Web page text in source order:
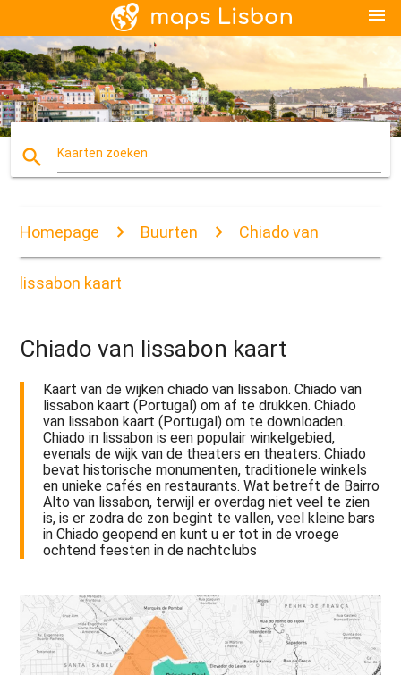
menu
search Kaarten zoeken
Homepage Buurten Chiado van
lissabon kaart
Chiado van lissabon kaart
Kaart van de wijken chiado van lissabon. Chiado van
lissabon kaart (Portugal) om af te drukken. Chiado
van lissabon kaart (Portugal) om te downloaden.
Chiado in lissabon is een populair winkelgebied,
evenals de wijk van de theaters en theaters. Chiado
bevat historische monumenten, traditionele winkels
en unieke cafés en restaurants. Wat betreft de Bairro
Alto van lissabon, terwijl er overdag niet veel te zien
is, is er zodra de zon begint te vallen, veel kleine bars
in Chiado geopend en kunt u er tot in de vroege
ochtend feesten in de nachtclubs